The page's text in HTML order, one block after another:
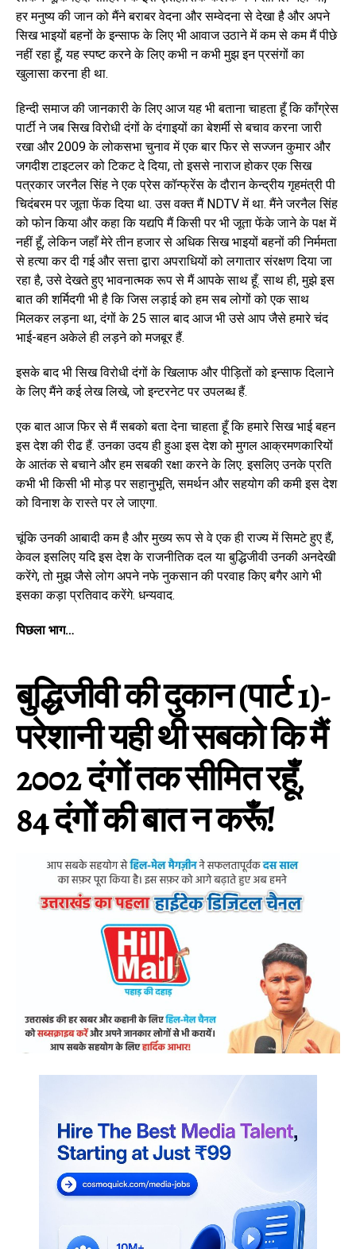
हर मनुष्य की जान को मैंने बराबर वेदना और सम्वेदना से देखा है और अपने
सिख भाइयों बहनों के इन्साफ के लिए भी आवाज उठाने में कम से कम मैं पीछे
नहीं रहा हूँ, यह स्पष्ट करने के लिए कभी न कभी मुझ इन प्रसंगों का
खुलासा करना ही था.
हिन्दी समाज की जानकारी के लिए आज यह भी बताना चाहता हूँ कि कॉंग्रेस
पार्टी ने जब सिख विरोधी दंगों के दंगाइयों का बेशर्मी से बचाव करना जारी
रखा और 2009 के लोकसभा चुनाव में एक बार फिर से सज्जन कुमार और
जगदीश टाइटलर को टिकट दे दिया, तो इससे नाराज होकर एक सिख
पत्रकार जरनैल सिंह ने एक प्रेस कॉन्फ्रेंस के दौरान केन्द्रीय गृहमंत्री पी
चिदंबरम पर जूता फेंक दिया था. उस वक्त मैं NDTV में था. मैंने जरनैल सिंह
को फोन किया और कहा कि यद्यपि मैं किसी पर भी जूता फेंके जाने के पक्ष में
नहीं हूँ, लेकिन जहाँ मेरे तीन हजार से अधिक सिख भाइयों बहनों की निर्ममता
से हत्या कर दी गई और सत्ता द्वारा अपराधियों को लगातार संरक्षण दिया जा
रहा है, उसे देखते हुए भावनात्मक रूप से मैं आपके साथ हूँ. साथ ही, मुझे इस
बात की शर्मिदगी भी है कि जिस लड़ाई को हम सब लोगों को एक साथ
मिलकर लड़ना था, दंगों के 25 साल बाद आज भी उसे आप जैसे हमारे चंद
भाई-बहन अकेले ही लड़ने को मजबूर हैं.
इसके बाद भी सिख विरोधी दंगों के खिलाफ और पीड़ितों को इन्साफ दिलाने
के लिए मैंने कई लेख लिखे, जो इन्टरनेट पर उपलब्ध हैं.
एक बात आज फिर से मैं सबको बता देना चाहता हूँ कि हमारे सिख भाई बहन
इस देश की रीढ हैं. उनका उदय ही हुआ इस देश को मुगल आक्रमणकारियों
के आतंक से बचाने और हम सबकी रक्षा करने के लिए. इसलिए उनके प्रति
कभी भी किसी भी मोड़ पर सहानुभूति, समर्थन और सहयोग की कमी इस देश
को विनाश के रास्ते पर ले जाएगा.
चूंकि उनकी आबादी कम है और मुख्य रूप से वे एक ही राज्य में सिमटे हुए हैं,
केवल इसलिए यदि इस देश के राजनीतिक दल या बुद्धिजीवी उनकी अनदेखी
करेंगे, तो मुझ जैसे लोग अपने नफे नुकसान की परवाह किए बगैर आगे भी
इसका कड़ा प्रतिवाद करेंगे. धन्यवाद.
पिछला भाग…
बुद्धिजीवी की दुकान (पार्ट 1)-
परेशानी यही थी सबको कि मैं
2002 दंगों तक सीमित रहूँ,
84 दंगों की बात न करूँ!